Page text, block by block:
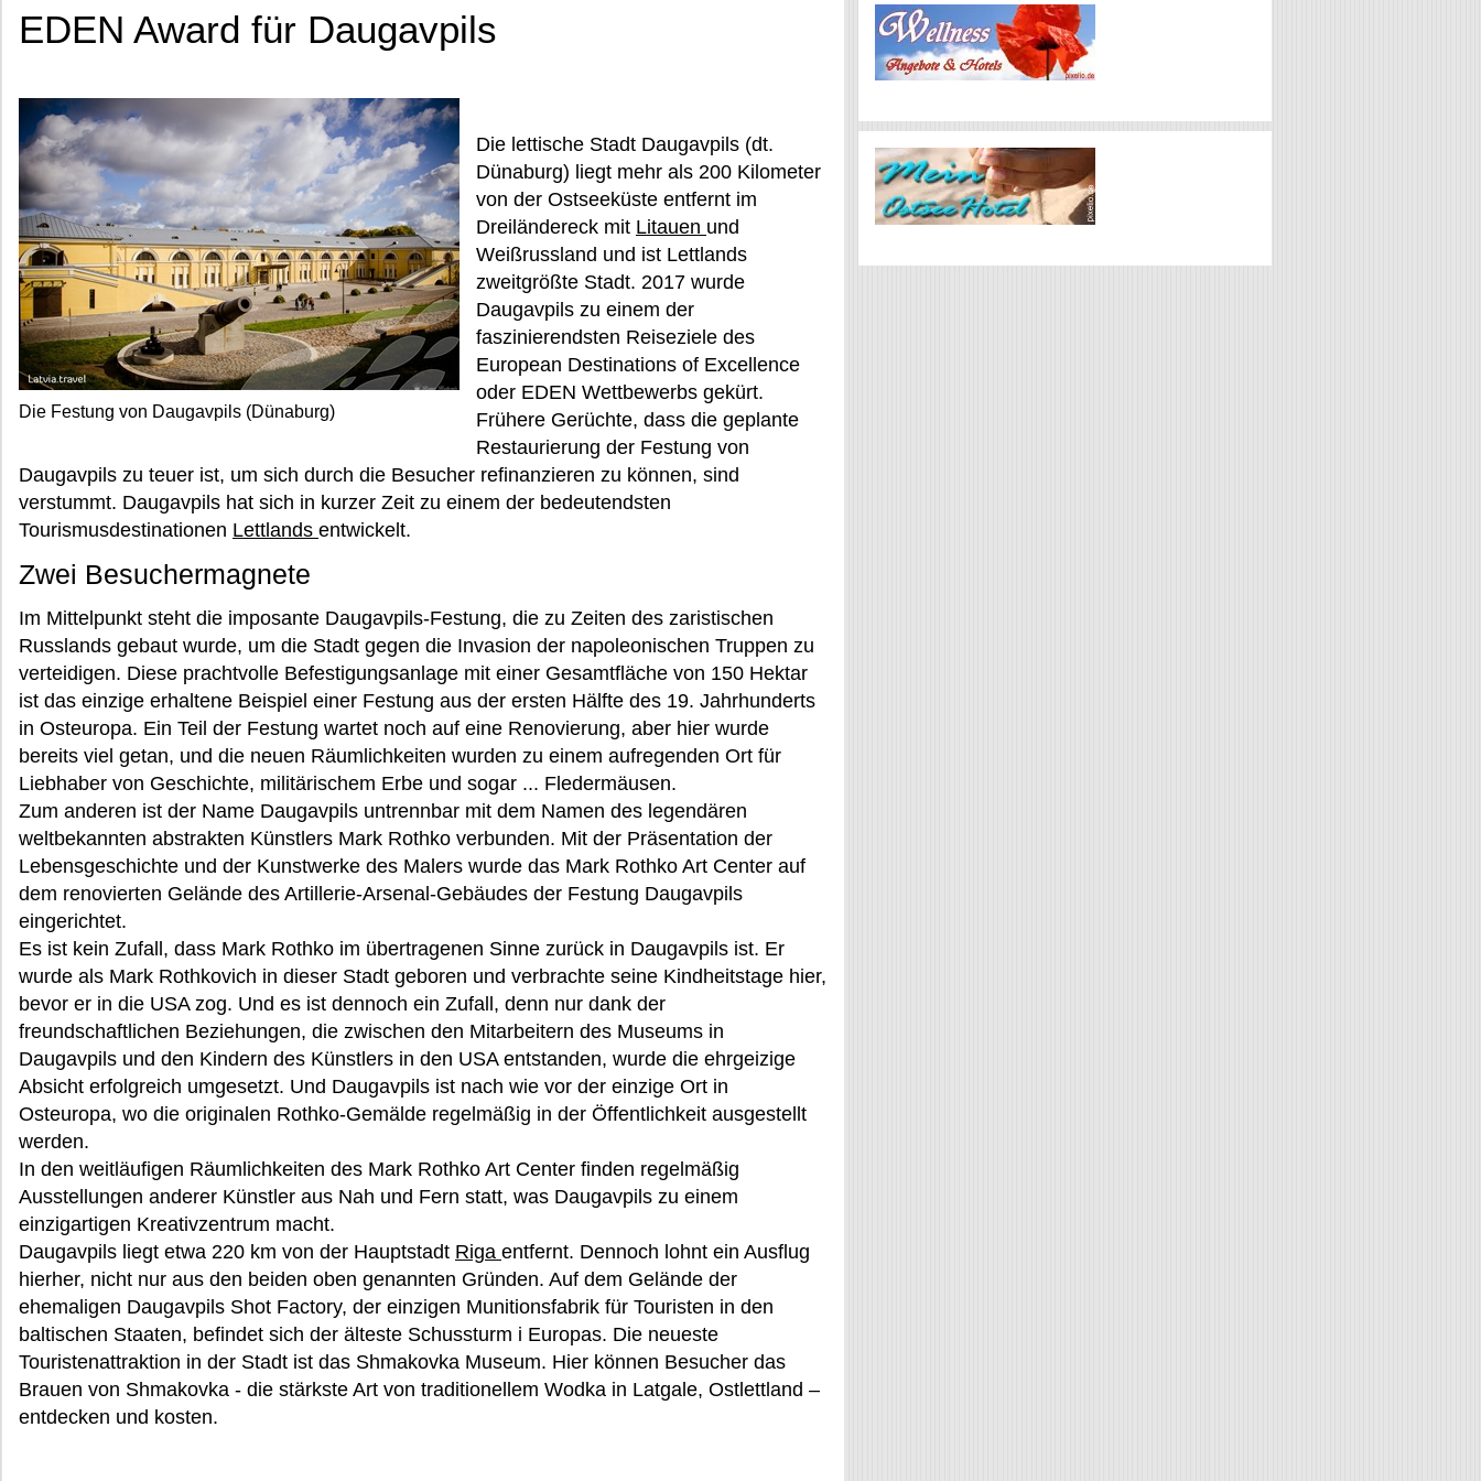
EDEN Award für Daugavpils
Die Festung von Daugavpils (Dünaburg)
Die lettische Stadt Daugavpils (dt.
Dünaburg) liegt mehr als 200 Kilometer
von der Ostseeküste entfernt im
Dreiländereck mit Litauen und
Weißrussland und ist Lettlands
zweitgrößte Stadt. 2017 wurde
Daugavpils zu einem der
faszinierendsten Reiseziele des
European Destinations of Excellence
oder EDEN Wettbewerbs gekürt.
Frühere Gerüchte, dass die geplante
Restaurierung der Festung von
Daugavpils zu teuer ist, um sich durch die Besucher refinanzieren zu können, sind
verstummt. Daugavpils hat sich in kurzer Zeit zu einem der bedeutendsten
Tourismusdestinationen Lettlands entwickelt.
Zwei Besuchermagnete
Im Mittelpunkt steht die imposante Daugavpils-Festung, die zu Zeiten des zaristischen
Russlands gebaut wurde, um die Stadt gegen die Invasion der napoleonischen Truppen zu
verteidigen. Diese prachtvolle Befestigungsanlage mit einer Gesamtfläche von 150 Hektar
ist das einzige erhaltene Beispiel einer Festung aus der ersten Hälfte des 19. Jahrhunderts
in Osteuropa. Ein Teil der Festung wartet noch auf eine Renovierung, aber hier wurde
bereits viel getan, und die neuen Räumlichkeiten wurden zu einem aufregenden Ort für
Liebhaber von Geschichte, militärischem Erbe und sogar ... Fledermäusen.
Zum anderen ist der Name Daugavpils untrennbar mit dem Namen des legendären
weltbekannten abstrakten Künstlers Mark Rothko verbunden. Mit der Präsentation der
Lebensgeschichte und der Kunstwerke des Malers wurde das Mark Rothko Art Center auf
dem renovierten Gelände des Artillerie-Arsenal-Gebäudes der Festung Daugavpils
eingerichtet.
Es ist kein Zufall, dass Mark Rothko im übertragenen Sinne zurück in Daugavpils ist. Er
wurde als Mark Rothkovich in dieser Stadt geboren und verbrachte seine Kindheitstage hier,
bevor er in die USA zog. Und es ist dennoch ein Zufall, denn nur dank der
freundschaftlichen Beziehungen, die zwischen den Mitarbeitern des Museums in
Daugavpils und den Kindern des Künstlers in den USA entstanden, wurde die ehrgeizige
Absicht erfolgreich umgesetzt. Und Daugavpils ist nach wie vor der einzige Ort in
Osteuropa, wo die originalen Rothko-Gemälde regelmäßig in der Öffentlichkeit ausgestellt
werden.
In den weitläufigen Räumlichkeiten des Mark Rothko Art Center finden regelmäßig
Ausstellungen anderer Künstler aus Nah und Fern statt, was Daugavpils zu einem
einzigartigen Kreativzentrum macht.
Daugavpils liegt etwa 220 km von der Hauptstadt Riga entfernt. Dennoch lohnt ein Ausflug
hierher, nicht nur aus den beiden oben genannten Gründen. Auf dem Gelände der
ehemaligen Daugavpils Shot Factory, der einzigen Munitionsfabrik für Touristen in den
baltischen Staaten, befindet sich der älteste Schussturm i Europas. Die neueste
Touristenattraktion in der Stadt ist das Shmakovka Museum. Hier können Besucher das
Brauen von Shmakovka - die stärkste Art von traditionellem Wodka in Latgale, Ostlettland –
entdecken und kosten.